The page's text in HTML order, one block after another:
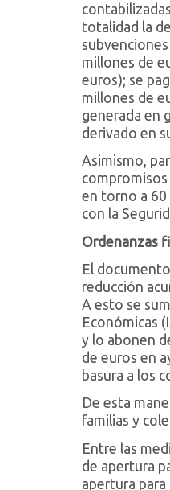
totalidad la
millones de
euros); se
millones de
generada en
derivado en
Asimismo,
compromisos
en torno a 60
con la
Ordenanzas
El
reducción
A esto se
Económicas
y lo abonen
de euros en
basura a los
De esta
familias y
Entre las
de apertura
apertura